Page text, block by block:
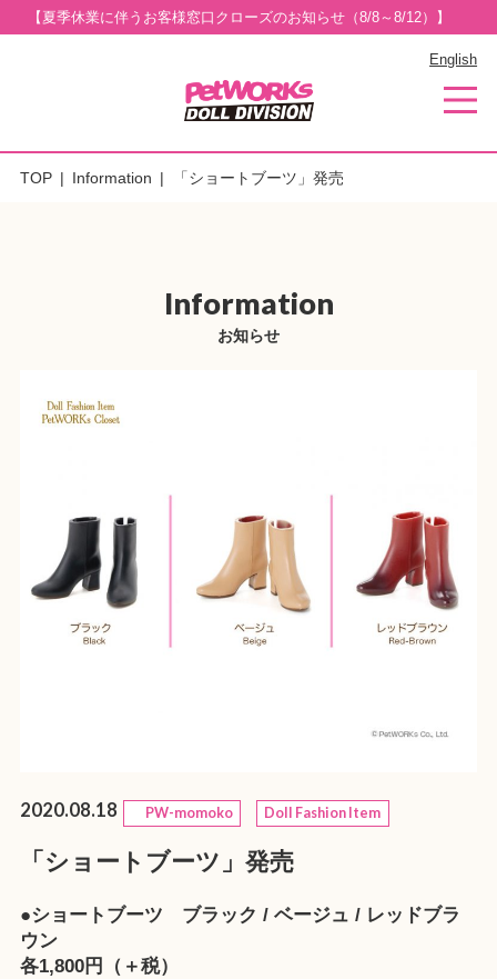
【夏季休業に伴うお客様窓口クローズのお知らせ（8/8～8/12）】
English
TOP Information 「ショートブーツ」発売
Information
お知らせ
2020.08.18 PW-momoko Doll Fashion Item
「ショートブーツ」発売
●ショートブーツ ブラック / ベージュ / レッドブラ
ウン
各1,800円（＋税）